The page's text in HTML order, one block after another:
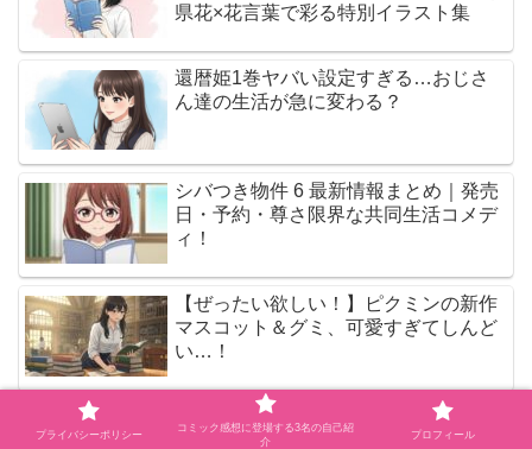
県花×花言葉で彩る特別イラスト集
還暦姫1巻ヤバい設定すぎる…おじさ
ん達の生活が急に変わる？
シバつき物件 6 最新情報まとめ｜発売
日・予約・尊さ限界な共同生活コメデ
ィ！
【ぜったい欲しい！】ピクミンの新作
マスコット＆グミ、可愛すぎてしんど
い…！
住みにごり10巻ネタバレ感想｜フミヤ
と末吉の崩壊寸前な展開が苦しすぎる
プライバシーポリシー
コミック感想に登場する3名の自己紹
介
プロフィール